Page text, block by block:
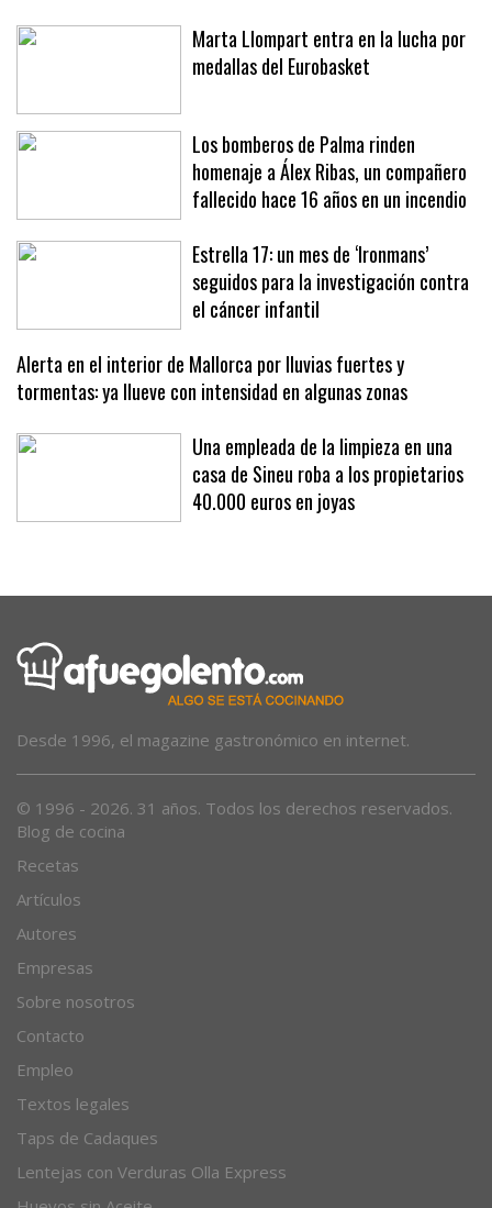
Marta Llompart entra en la lucha por
medallas del Eurobasket
Los bomberos de Palma rinden
homenaje a Álex Ribas, un compañero
fallecido hace 16 años en un incendio
Estrella 17: un mes de ‘Ironmans’
seguidos para la investigación contra
el cáncer infantil
Alerta en el interior de Mallorca por lluvias fuertes y
tormentas: ya llueve con intensidad en algunas zonas
Una empleada de la limpieza en una
casa de Sineu roba a los propietarios
40.000 euros en joyas
Desde 1996, el magazine gastronómico en internet.
© 1996 - 2026. 31 años. Todos los derechos reservados.
Blog de cocina
Recetas
Artículos
Autores
Empresas
Sobre nosotros
Contacto
Empleo
Textos legales
Taps de Cadaques
Lentejas con Verduras Olla Express